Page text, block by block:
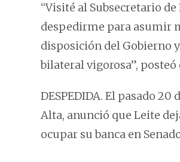
“Visité al Subsecretario
despedirme para asumir
disposición del Gobierno
bilateral vigorosa”,
DESPEDIDA. El pasado
Alta, anunció que Leite
ocupar su banca en